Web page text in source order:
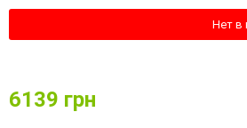
Нет в
6139 грн